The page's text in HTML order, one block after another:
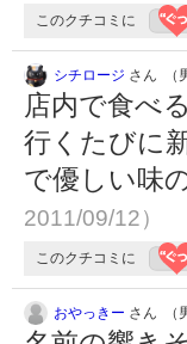
このクチコミに
シチロージ さん （
店内で食べ
行くたびに
で優しい味
2011/09/12）
このクチコミに
おやっきー さん （